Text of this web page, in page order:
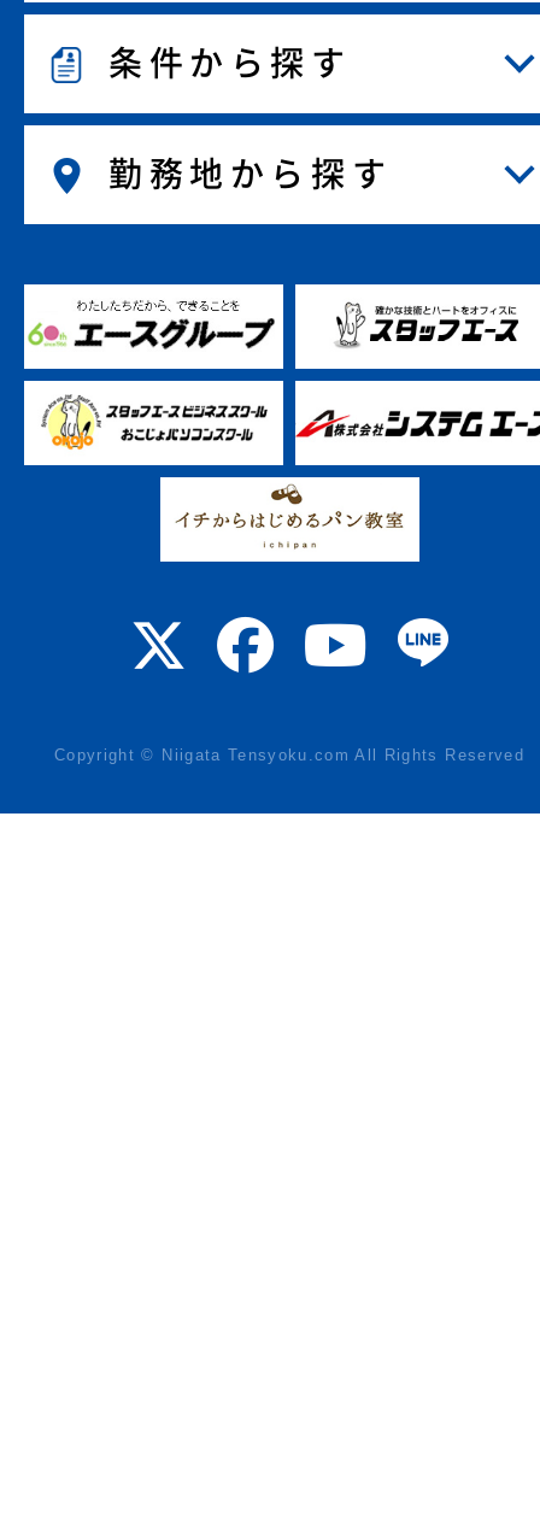
条件から探す
勤務地から探す
Copyright © Niigata Tensyoku.com All Rights Reserved